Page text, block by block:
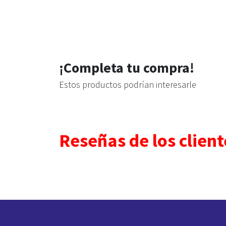
¡Completa tu compra!
Estos productos podrían interesarle
Reseñas de los